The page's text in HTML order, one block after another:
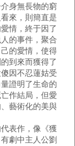
身無長物的窮
來，則簡直是
情，終于因了
的事件，聚合
的愛情，使得
到來而獲得了
因不忍蓮姑受
證明了生命的
作結局，但愛
藝術化的美與
表作，像《獲
劇中主人公劉